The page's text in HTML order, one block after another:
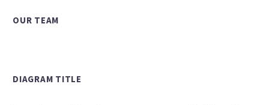
OUR TEAM
DIAGRAM TITLE